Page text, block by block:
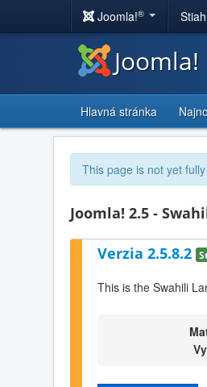
Joomla!®
Hlavná stránka
This page is not yet
Joomla! 2.5 -
Verzia 2.5.8.2
This is the Swahili